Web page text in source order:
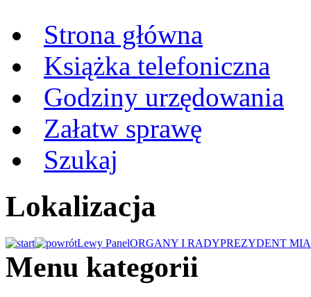
Strona główna
Książka telefoniczna
Godziny urzędowania
Załatw sprawę
Szukaj
Lokalizacja
Lewy PanelORGANY I RADYPREZYDENT
Menu kategorii